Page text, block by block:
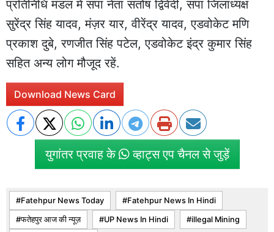
प्रतिनिधि मंडल में सपा नेता संतोष द्विवेदी, सपा जिलाध्यक्ष
सुरेंद्र सिंह यादव, मंज़र यार, वीरेंद्र यादव, एडवोकेट मणि
प्रकाश दुबे, रणजीत सिंह पटेल, एडवोकेट इंद्र कुमार सिंह
सहित अन्य लोग मौजूद रहें.
Download News Card
युगांतर प्रवाह के व्हाट्स एप चैनल से जुड़ें
Fatehpur News Today Fatehpur News In Hindi
फतेहपुर आज की न्यूज़ UP News In Hindi illegal Mining